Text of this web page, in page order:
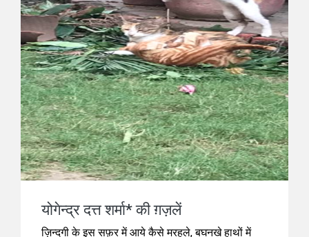
योगेन्द्र दत्त शर्मा* की ग़ज़लें
ज़िन्दगी के इस सफ़र में आये कैसे मरहले, बघनखे हाथों में